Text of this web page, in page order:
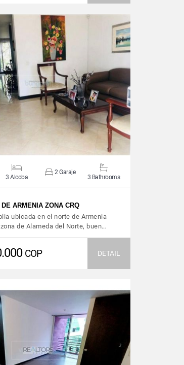
VIEW DETAILS
3 Alcoba
2 Garaje
3 Bathrooms
ARMENIA ZONA CRQ
ubicada en el norte de Armenia
de Alameda del Norte, buen…
COP DETAIL
VIEW DETAILS